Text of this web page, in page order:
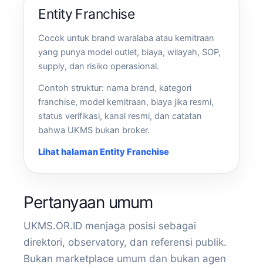
Entity Franchise
Cocok untuk brand waralaba atau kemitraan
yang punya model outlet, biaya, wilayah, SOP,
supply, dan risiko operasional.
Contoh struktur: nama brand, kategori
franchise, model kemitraan, biaya jika resmi,
status verifikasi, kanal resmi, dan catatan
bahwa UKMS bukan broker.
Lihat halaman Entity Franchise
Pertanyaan umum
UKMS.OR.ID menjaga posisi sebagai
direktori, observatory, dan referensi publik.
Bukan marketplace umum dan bukan agen